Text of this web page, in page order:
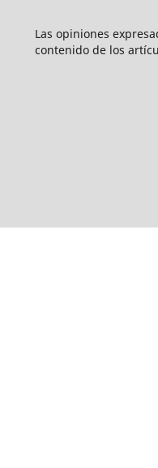
Las opiniones
contenido de los